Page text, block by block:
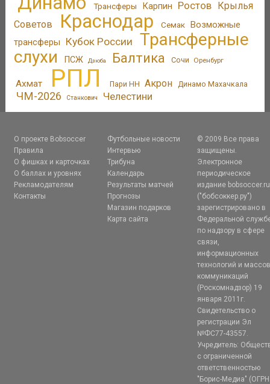
Трансферы Карпин Ростов Крылья
Советов
Краснодар Семак Возможные
трансферы
Кубок России
Трансферные
слухи
ПСЖ Дзюба Балтика Сочи Оренбург
Ахмат РПЛ Пари НН Акрон Динамо Махачкала
ЧМ-2026 Станкович Челестини
О проекте Bobsoccer
Правила
О фишках и карточках
О баллах и уровнях
Рекламодателям
Контакты
Футбольные новости
Интервью
Трибуна
Календарь
Результаты матчей
Прогнозы
Магазин подарков
Карта сайта
© 2009 Все права
защищены.
Электронное
периодическое
издание bobsoccer.ru
("бобсоккер.ру")
зарегистрировано в
Федеральной
по надзору в сфере
связи,
информационных
технологий и
коммуникаций
(Роскомнадзор) 19
января 2011г.
Свидетельство о
регистрации Эл
№ФС77-43557.
Учредитель:
с ограниченной
ответственностью
"Борис-Медиа" (ОГРН